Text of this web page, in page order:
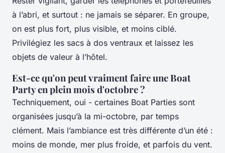
à l’abri, et surtout : ne jamais se séparer. En groupe,
on est plus fort, plus visible, et moins ciblé.
Privilégiez les sacs à dos ventraux et laissez les
objets de valeur à l’hôtel.
Est-ce qu'on peut vraiment faire une Boat
Party en plein mois d'octobre ?
Techniquement, oui - certaines Boat Parties sont
organisées jusqu’à la mi-octobre, par temps
clément. Mais l’ambiance est très différente d’un été :
moins de monde, mer plus froide, et parfois du vent.